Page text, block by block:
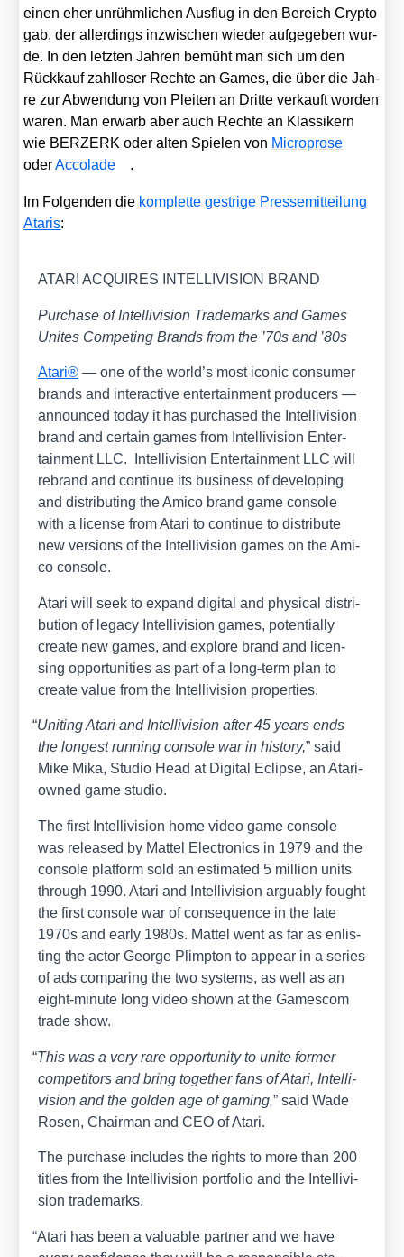
einen eher unrühm­li­chen Aus­flug in den Bereich Cryp­to
gab, der aller­dings inzwi­schen wie­der auf­ge­ge­ben wur­
de. In den letz­ten Jah­ren bemüht man sich um den
Rück­kauf zahl­lo­ser Rech­te an Games, die über die Jah­
re zur Abwen­dung von Plei­ten an Drit­te ver­kauft wor­den
waren. Man erwarb aber auch Rech­te an Klas­si­kern
wie BERZERK oder alten Spie­len von Micro­pro­se
oderAcco­la­de .
Im Fol­gen­den die kom­plet­te gest­ri­ge Pres­se­mit­tei­lung
Ata­ris:
ATARI ACQUIRES INTELLIVISION BRAND
Purcha­se of Intel­li­vi­si­on Trade­marks and Games
Unites Com­pe­ting Brands from the ’70s and ’80s
Ata­ri® — one of the world’s most ico­nic con­su­mer
brands and inter­ac­ti­ve enter­tain­ment pro­du­cers —
announ­ced today it has purcha­sed the Intel­li­vi­si­on
brand and cer­tain games from Intel­li­vi­si­on Enter­
tain­ment LLC. Intel­li­vi­si­on Enter­tain­ment LLC will
rebrand and con­ti­nue its busi­ness of deve­lo­ping
and dis­tri­bu­ting the Ami­co brand game con­so­le
with a licen­se from Ata­ri to con­ti­nue to dis­tri­bu­te
new ver­si­ons of the Intel­li­vi­si­on games on the Ami­
co con­so­le.
Ata­ri will seek to expand digi­tal and phy­si­cal dis­tri­
bu­ti­on of lega­cy Intel­li­vi­si­on games, poten­ti­al­ly
crea­te new games, and explo­re brand and licen­
sing oppor­tu­ni­ties as part of a long-term plan to
crea­te value from the Intel­li­vi­si­on pro­per­ties.
“Uniting Ata­ri and Intel­li­vi­si­on after 45 years ends
the lon­gest run­ning con­so­le war in histo­ry,” said
Mike Mika, Stu­dio Head at Digi­tal Eclip­se, an Ata­ri-
owned game stu­dio.
The first Intel­li­vi­si­on home video game con­so­le
was released by Mat­tel Elec­tro­nics in 1979 and the
con­so­le plat­form sold an esti­ma­ted 5 mil­li­on units
through 1990. Ata­ri and Intel­li­vi­si­on argu­ab­ly fought
the first con­so­le war of con­se­quence in the late
1970s and ear­ly 1980s. Mat­tel went as far as enlis­
ting the actor Geor­ge Plimp­ton to appear in a series
of ads com­pa­ring the two sys­tems, as well as an
eight-minu­te long video shown at the Games­com
trade show.
“This was a very rare oppor­tu­ni­ty to unite for­mer
com­pe­ti­tors and bring tog­e­ther fans of Ata­ri, Intel­li­
vi­si­on and the gol­den age of gam­ing,” said Wade
Rosen, Chair­man and CEO of Ata­ri.
The purcha­se includes the rights to more than 200
titles from the Intel­li­vi­si­on port­fo­lio and the Intel­li­vi­
si­on trade­marks.
“Ata­ri has been a valuable part­ner and we have